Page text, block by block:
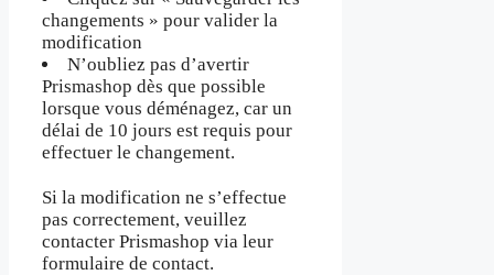
changements » pour valider la
modification
N’oubliez pas d’avertir
Prismashop dès que possible
lorsque vous déménagez, car un
délai de 10 jours est requis pour
effectuer le changement.
Si la modification ne s’effectue
pas correctement, veuillez
contacter Prismashop via leur
formulaire de contact.